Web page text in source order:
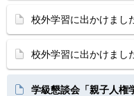
校外学習に出かけまし
校外学習に出かけまし
学級懇談会「親子人権